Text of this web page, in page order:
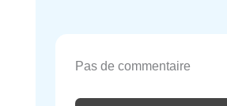
Pas de commentaire